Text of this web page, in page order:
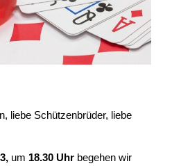
liebe Schützenbrüder, liebe
um 18.30 Uhr begehen wir